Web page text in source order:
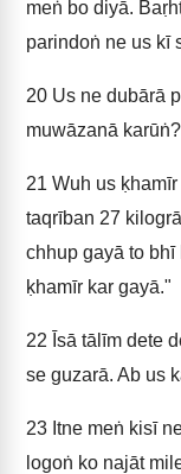
meṅ bo diyā.
parindoṅ ne us kī
20 Us ne dubārā
muwāzanā karūṅ?
21 Wuh us
taqrīban 27
chhup gayā to bhī
ḳhamīr kar gayā."
22 Īsā tālīm dete
se guzarā. Ab us
23 Itne meṅ kisī
logoṅ ko najāt